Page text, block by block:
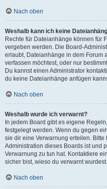
Nach oben
Weshalb kann ich keine
Rechte für Dateianhänge können für
vergeben werden. Die Board-
erlaubt, Dateianhänge in dem Forum
verfassen möchtest, oder nur
Du kannst einen Administrator
du keine Dateianhänge anfügen
Nach oben
Weshalb wurde ich verwarnt?
In jedem Board gibt es eigene
festgelegt werden. Wenn du gegen
sie dir eine Verwarnung erteilen.
Administration dieses Boards ist und
Verwarnung zu tun hat. Kontaktiere
sicher bist, wieso du verwarnt wurdest.
Nach oben